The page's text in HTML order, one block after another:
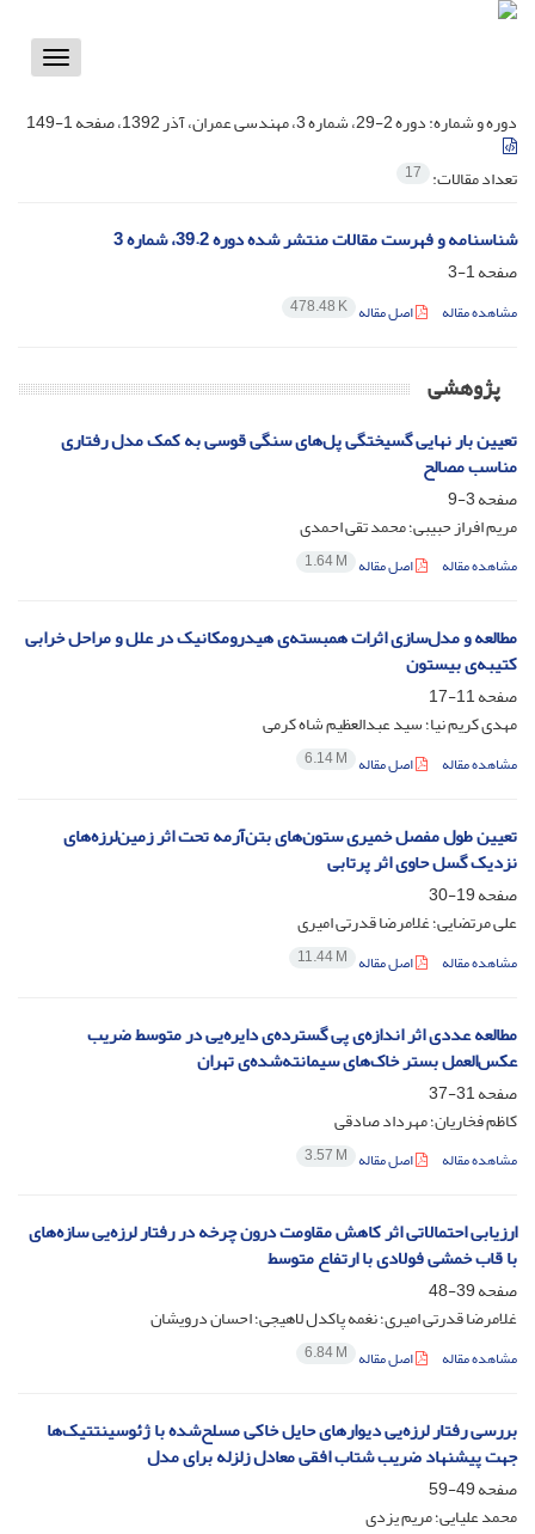
Toggle
دوره و شماره:دوره 2-29، شماره 3، مهندسی عمران، آذر 1392، صفحه 1-149
تعداد مقالات: 17
شناسنامه و فهرست مقالات منتشر شده دوره 39.2، شماره 3
صفحه1-3
مشاهده مقاله اصل مقاله 478.48 K
پژوهشی
تعیین بار نهایی گسیختگی پل‌های سنگی قوسی به کمک مدل رفتاری
مناسب مصالح
صفحه3-9
مریم افراز حبیبی؛ محمد تقی احمدی
مشاهده مقاله اصل مقاله 1.64 M
مطالعه و مدل‌سازی اثرات همبسته‌ی هیدرومکانیک در علل و مراحل خرابی
کتیبه‌ی بیستون
صفحه11-17
مهدی کریم نیا؛ سید عبدالعظیم شاه کرمی
مشاهده مقاله اصل مقاله 6.14 M
تعیین طول مفصل خمیری ستون‌های بتن‌آرمه تحت اثر زمین‌لرزه‌های
نزدیک گسل حاوی اثر پرتابی
صفحه19-30
علی مرتضایی؛ غلامرضا قدرتی امیری
مشاهده مقاله اصل مقاله 11.44 M
مطالعه عددی اثر اندازه‌ی پی گسترده‌ی دایره‌یی در متوسط ضریب
عکس‌العمل بستر خاک‌های سیمانته‌شده‌ی تهران
صفحه31-37
کاظم فخاریان؛ مهرداد صادقی
مشاهده مقاله اصل مقاله 3.57 M
ارزیابی احتمالاتی اثر کاهش مقاومت درون چرخه در رفتار لرزه‌یی سازه‌های
با قاب خمشی فولادی با ارتفاع متوسط
صفحه39-48
غلامرضا قدرتی امیری؛ نغمه پاکدل لاهیجی؛ احسان درویشان
مشاهده مقاله اصل مقاله 6.84 M
بررسی رفتار لرزه‌یی دیوارهای حایل خاکی مسلح‌شده با ژئوسینتتیک‌ها
جهت پیشنهاد ضریب شتاب افقی معادل زلزله برای مدل
صفحه49-59
محمد علیایی؛ مریم یزدی